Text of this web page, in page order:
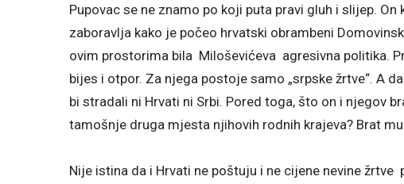
Pupovac se ne znamo po koji puta pravi gluh i slijep. On
zaboravlja kako je počeo hrvatski obrambeni
ovim prostorima bila Miloševićeva agresivna politika.
bijes i otpor. Za njega postoje samo „srpske žrtve“. A
bi stradali ni Hrvati ni Srbi. Pored toga, što on i njegov
tamošnje druga mjesta njihovih rodnih krajeva? Brat
Nije istina da i Hrvati ne poštuju i ne cijene nevine žrtve